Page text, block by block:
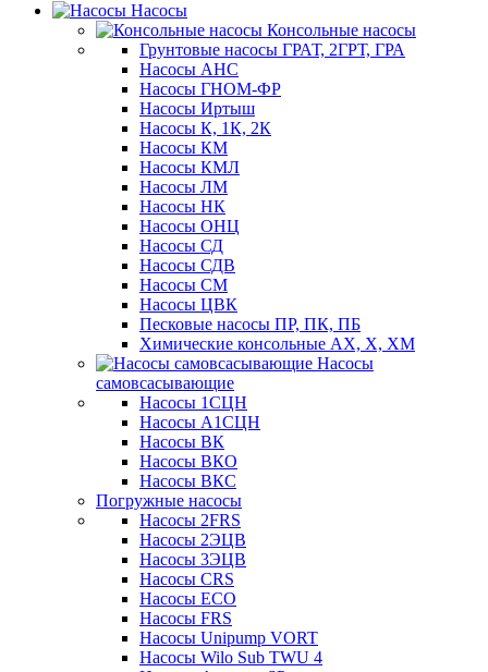
Насосы
Консольные насосы
Грунтовые насосы ГРАТ, 2ГРТ, ГРА
Насосы АНС
Насосы ГНОМ-ФР
Насосы Иртыш
Насосы К, 1К, 2К
Насосы КМ
Насосы КМЛ
Насосы ЛМ
Насосы НК
Насосы ОНЦ
Насосы СД
Насосы СДВ
Насосы СМ
Насосы ЦВК
Песковые насосы ПР, ПК, ПБ
Химические консольные АХ, Х, ХМ
Насосы
самовсасывающие
Насосы 1СЦН
Насосы А1СЦН
Насосы ВК
Насосы ВКО
Насосы ВКС
Погружные насосы
Насосы 2FRS
Насосы 2ЭЦВ
Насосы 3ЭЦВ
Насосы CRS
Насосы ECO
Насосы FRS
Насосы Unipump VORT
Насосы Wilo Sub TWU 4